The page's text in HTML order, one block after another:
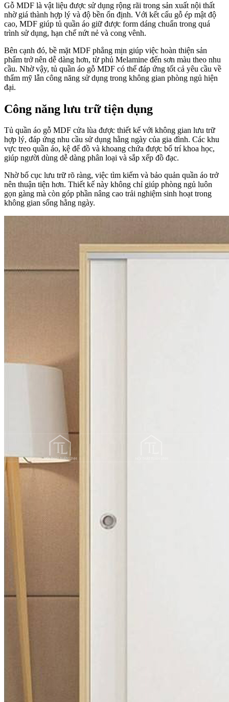
Gỗ MDF là vật liệu được sử dụng rộng rãi trong sản xuất nội thất
nhờ giá thành hợp lý và độ bền ổn định. Với kết cấu gỗ ép mật độ
cao, MDF giúp tủ quần áo giữ được form dáng chuẩn trong quá
trình sử dụng, hạn chế nứt nẻ và cong vênh.
Bên cạnh đó, bề mặt MDF phẳng mịn giúp việc hoàn thiện sản
phẩm trở nên dễ dàng hơn, từ phủ Melamine đến sơn màu theo nhu
cầu. Nhờ vậy, tủ quần áo gỗ MDF có thể đáp ứng tốt cả yêu cầu về
thẩm mỹ lẫn công năng sử dụng trong không gian phòng ngủ hiện
đại.
Công năng lưu trữ tiện dụng
Tủ quần áo gỗ MDF cửa lùa được thiết kế với không gian lưu trữ
hợp lý, đáp ứng nhu cầu sử dụng hằng ngày của gia đình. Các khu
vực treo quần áo, kệ để đồ và khoang chứa được bố trí khoa học,
giúp người dùng dễ dàng phân loại và sắp xếp đồ đạc.
Nhờ bố cục lưu trữ rõ ràng, việc tìm kiếm và bảo quản quần áo trở
nên thuận tiện hơn. Thiết kế này không chỉ giúp phòng ngủ luôn
gọn gàng mà còn góp phần nâng cao trải nghiệm sinh hoạt trong
không gian sống hằng ngày.